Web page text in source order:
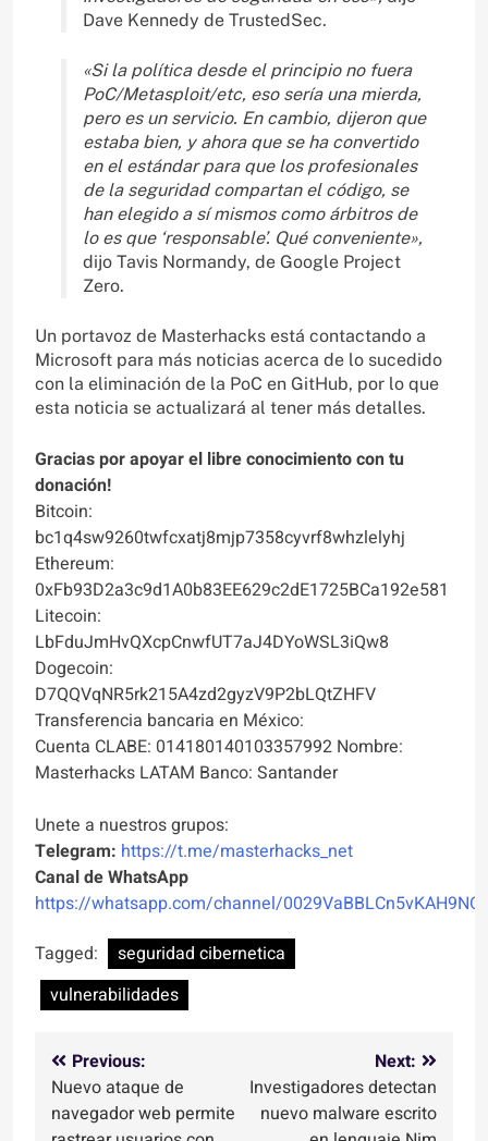
Dave Kennedy de TrustedSec.
«Si la política desde el principio no fuera
PoC/Metasploit/etc, eso sería una mierda,
pero es un servicio. En cambio, dijeron que
estaba bien, y ahora que se ha convertido
en el estándar para que los profesionales
de la seguridad compartan el código, se
han elegido a sí mismos como árbitros de
lo es que ‘responsable’. Qué conveniente»,
dijo Tavis Normandy, de Google Project
Zero.
Un portavoz de Masterhacks está contactando a
Microsoft para más noticias acerca de lo sucedido
con la eliminación de la PoC en GitHub, por lo que
esta noticia se actualizará al tener más detalles.
Gracias por apoyar el libre conocimiento con tu
donación!
Bitcoin:
bc1q4sw9260twfcxatj8mjp7358cyvrf8whzlelyhj
Ethereum:
0xFb93D2a3c9d1A0b83EE629c2dE1725BCa192e581
Litecoin:
LbFduJmHvQXcpCnwfUT7aJ4DYoWSL3iQw8
Dogecoin:
D7QQVqNR5rk215A4zd2gyzV9P2bLQtZHFV
Transferencia bancaria en México:
Cuenta CLABE: 014180140103357992 Nombre:
Masterhacks LATAM Banco: Santander
Unete a nuestros grupos:
Telegram: https://t.me/masterhacks_net
Canal de WhatsApp
https://whatsapp.com/channel/
Tagged:
seguridad cibernetica
vulnerabilidades
Navegación
de
Previous:
Nuevo ataque de
navegador web permite
Next:
Investigadores detectan
nuevo malware escrito